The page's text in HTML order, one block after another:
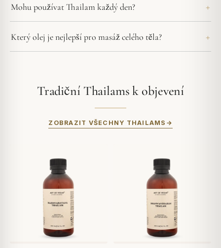
Mohu používat Thailam každý den?
Který olej je nejlepší pro masáž celého těla?
Tradiční Thailams k objevení
ZOBRAZIT VŠECHNY THAILAMS